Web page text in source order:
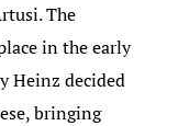
The
in the early
Heinz decided
bringing